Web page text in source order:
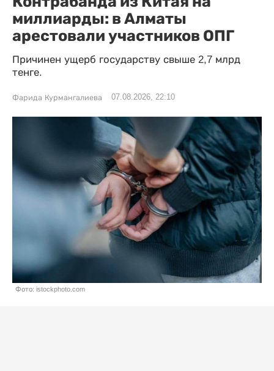
миллиарды: в Алматы
арестовали участников ОПГ
Причинен ущерб государству свыше 2,7 млрд
тенге.
Фарида Курмангалиева 07.08.2026, 22:10
Фото: istockphoto.com